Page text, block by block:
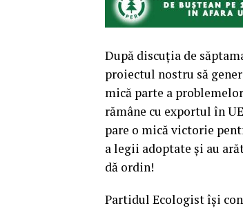
După discuţia de
proiectul nostru să
mică parte a
rămâne cu exportul în
pare o mică victorie
a legii adoptate și au
dă ordin!
Partidul Ecologist îşi